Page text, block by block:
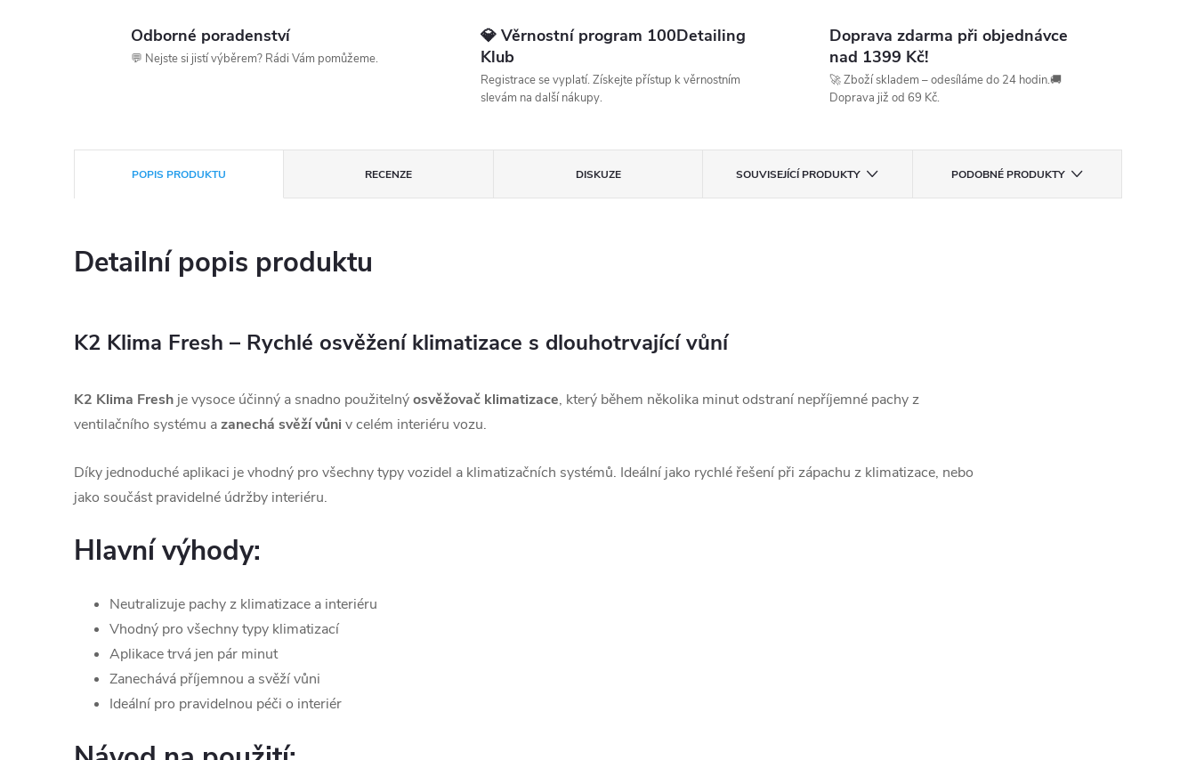
Odborné poradenství
💬 Nejste si jistí výběrem? Rádi Vám pomůžeme.
💎 Věrnostní program 100Detailing
Klub
Registrace se vyplatí. Získejte přístup k věrnostním
slevám na další nákupy.
Doprava zdarma při objednávce
nad 1399 Kč!
🚀 Zboží skladem – odesíláme do 24 hodin.🚚
Doprava již od 69 Kč.
POPIS PRODUKTU RECENZE DISKUZE SOUVISEJÍCÍ PRODUKTY PODOBNÉ PRODUKTY
Detailní popis produktu
K2 Klima Fresh – Rychlé osvěžení klimatizace s dlouhotrvající vůní
K2 Klima Fresh je vysoce účinný a snadno použitelnýosvěžovač klimatizace, který během několika minut odstraní nepříjemné pachy z
ventilačního systému azanechá svěží vůni v celém interiéru vozu.
Díky jednoduché aplikaci je vhodný pro všechny typy vozidel a klimatizačních systémů. Ideální jako rychlé řešení při zápachu z klimatizace, nebo
jako součást pravidelné údržby interiéru.
Hlavní výhody:
Neutralizuje pachy z klimatizace a interiéru
Vhodný pro všechny typy klimatizací
Aplikace trvá jen pár minut
Zanechává příjemnou a svěží vůni
Ideální pro pravidelnou péči o interiér